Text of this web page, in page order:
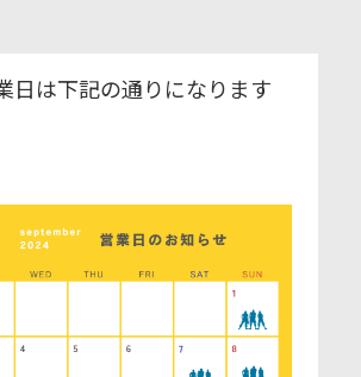
日は下記の通りになります